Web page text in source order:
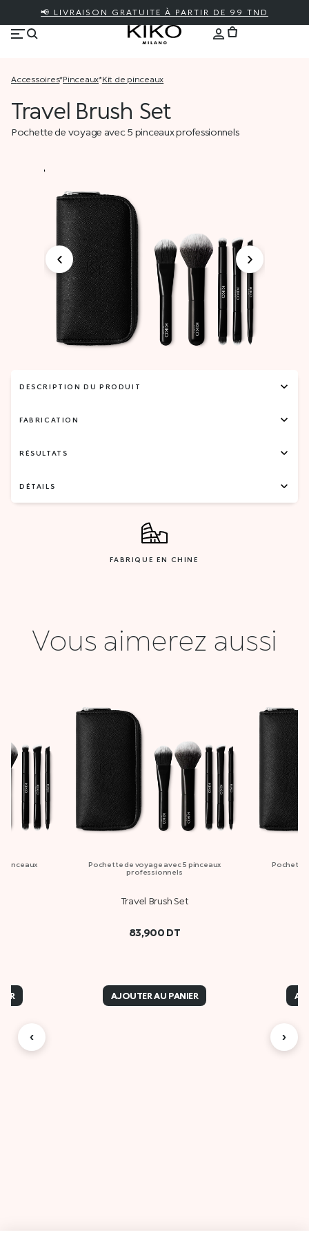
📢 LIVRAISON GRATUITE À PARTIR DE 99 TND
accessoires* pinceaux* kit de pinceaux
Travel Brush Set
Pochette de voyage avec 5 pinceaux professionnels
DESCRIPTION DU PRODUIT
FABRICATION
RÉSULTATS
DÉTAILS
FABRIQUE EN CHINE
Vous aimerez aussi
pinceaux
Pochette de voyage avec 5 pinceaux
professionnels
Travel Brush Set
83,900 DT
AJOUTER AU PANIER
Pochette
‹ ›